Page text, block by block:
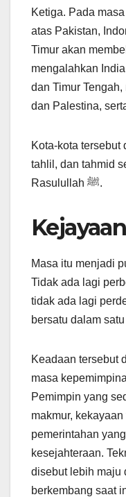
Ketiga. Pada
atas Pakistan,
Timur akan
mengalahkan
dan Timur
dan Palestina,
Kota-kota tersebut
tahlil, dan tahmid
Rasulullah ﷺ.
Masa itu menjadi
Tidak ada lagi
tidak ada lagi
bersatu dalam
Keadaan tersebut
masa
Pemimpin yang
makmur,
pemerintahan
kesejahteraan.
disebut lebih maju
berkembang saat